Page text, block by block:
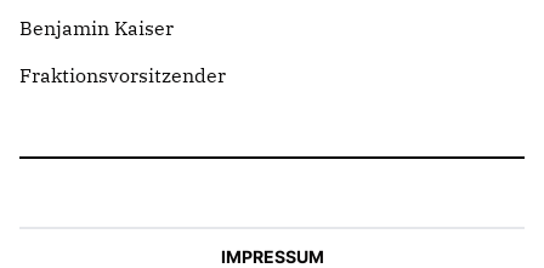
Benjamin Kaiser
Fraktionsvorsitzender
IMPRESSUM